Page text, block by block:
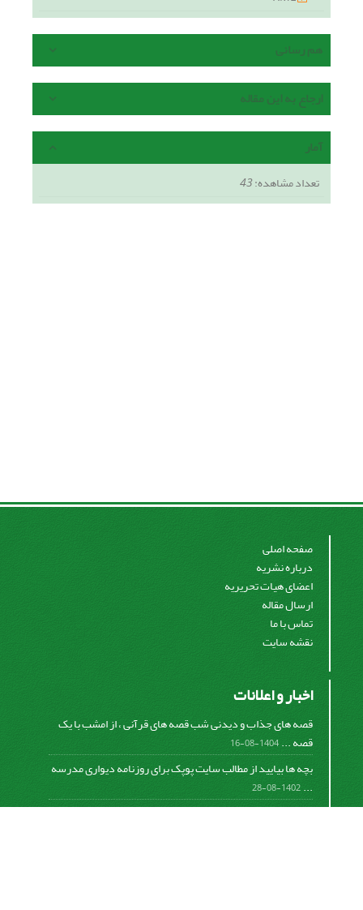
هم رسانی
ارجاع به این مقاله
آمار
تعداد مشاهده:43
صفحه اصلی
درباره نشریه
اعضای هیات تحریریه
ارسال مقاله
تماس با ما
نقشه سایت
اخبار و اعلانات
قصه های جذاب و دیدنی شب قصه های قرآنی ، از امشب با یک
قصه ...1404-08-16
بچه ها بیایید از مطالب سایت پوپک برای روزنامه دیواری مدرسه
...
1402-08-28